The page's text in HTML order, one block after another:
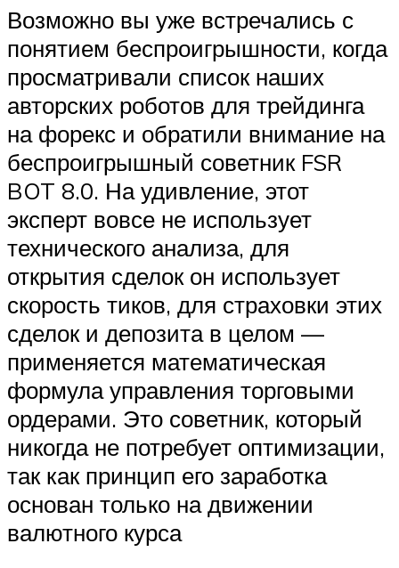
Возможно вы уже встречались с
понятием беспроигрышности, когда
просматривали список наших
авторских роботов для трейдинга
на форекс и обратили внимание на
беспроигрышный советник FSR
BOT 8.0. На удивление, этот
эксперт вовсе не использует
технического анализа, для
открытия сделок он использует
скорость тиков, для страховки этих
сделок и депозита в целом —
применяется математическая
формула управления торговыми
ордерами. Это советник, который
никогда не потребует оптимизации,
так как принцип его заработка
основан только на движении
валютного курса